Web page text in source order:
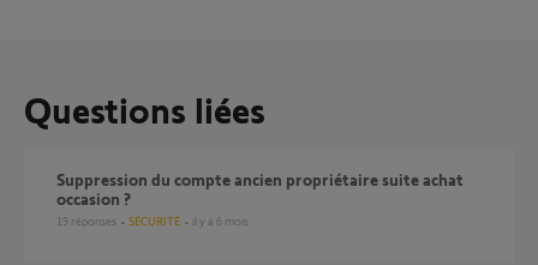
Questions liées
suppression du compte ancien propriétaire suite achat
occasion ?
19 réponses SÉCURITÉ il y a 6 mois